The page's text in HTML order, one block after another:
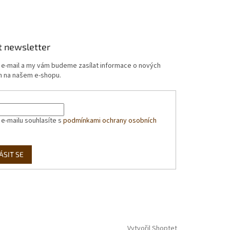
newsletter
mail a my vám budeme zasílat informace o nových
našem e-shopu.
mailu souhlasíte spodmínkami ochrany osobních
SE